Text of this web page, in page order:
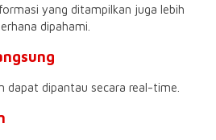
yang ditampilkan juga lebih
dipahami.
dapat dipantau secara real-time.